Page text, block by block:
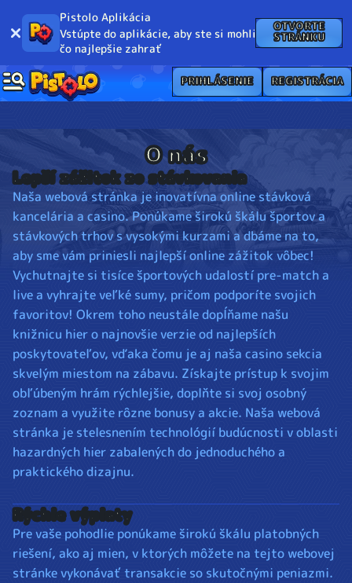
Pistolo Aplikácia
Vstúpte do aplikácie, aby ste si mohli
čo najlepšie zahrať
OTVORTE
STRÁNKU
PRIHLÁSENIE REGISTRÁCIA
O nás
Lepší zážitok zo stávkovania
Naša webová stránka je inovatívna online stávková
kancelária a casino. Ponúkame širokú škálu športov a
stávkových trhov s vysokými kurzami a dbáme na to,
aby sme vám priniesli najlepší online zážitok vôbec!
Vychutnajte si tisíce športových udalostí pre-match a
live a vyhrajte veľké sumy, pričom podporíte svojich
favoritov! Okrem toho neustále dopĺňame našu
knižnicu hier o najnovšie verzie od najlepších
poskytovateľov, vďaka čomu je aj naša casino sekcia
skvelým miestom na zábavu. Získajte prístup k svojim
obľúbeným hrám rýchlejšie, doplňte si svoj osobný
zoznam a využite rôzne bonusy a akcie. Naša webová
stránka je stelesnením technológií budúcnosti v oblasti
hazardných hier zabalených do jednoduchého a
praktického dizajnu.
Rýchle výplaty
Pre vaše pohodlie ponúkame širokú škálu platobných
riešení, ako aj mien, v ktorých môžete na tejto webovej
stránke vykonávať transakcie so skutočnými peniazmi.